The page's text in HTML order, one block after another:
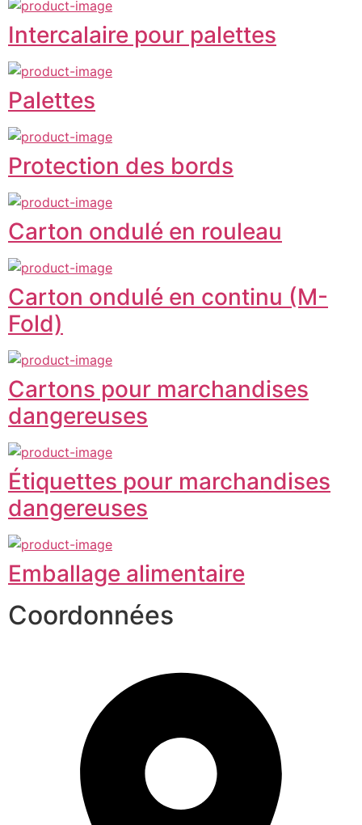
Intercalaire pour palettes
Palettes
Protection des bords
Carton ondulé en rouleau
Carton ondulé en continu (M-
Fold)
Cartons pour marchandises
dangereuses
Étiquettes pour marchandises
dangereuses
Emballage alimentaire
Coordonnées